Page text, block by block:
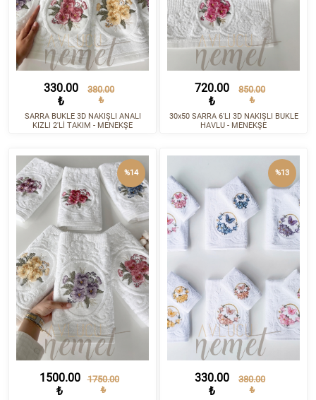
330.00
₺
380.00
₺
SARRA BUKLE 3D NAKIŞLI ANALI
KIZLI 2'Lİ TAKIM - MENEKŞE
720.00
₺
850.00
₺
30x50 SARRA 6'LI 3D NAKIŞLI BUKLE
HAVLU - MENEKŞE
1500.00
₺
1750.00
₺
%14
330.00
₺
380.00
₺
%13